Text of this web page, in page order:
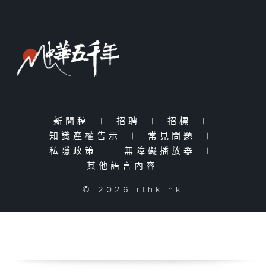
新聞稿 | 招聘 | 招標
|
知識產權告示
| 常見問題
|
私隱政策
| 無障礙播放器
|
其他語言內容
|
© 2026 rthk.hk